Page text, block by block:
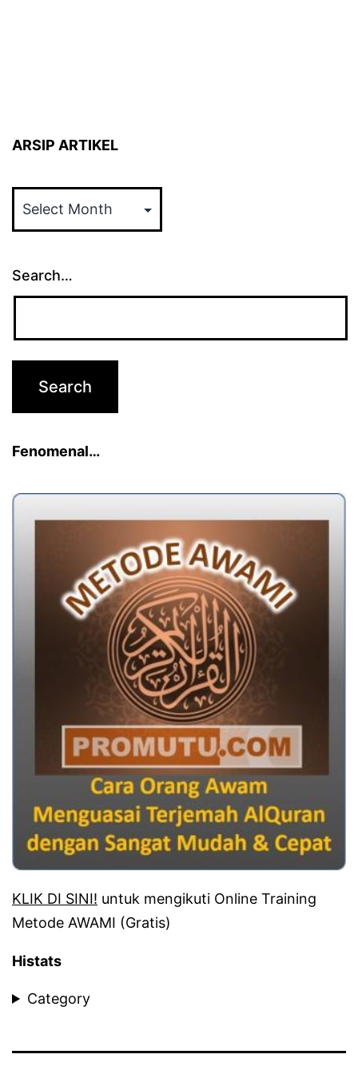
ARSIP ARTIKEL
ARTIKEL
Search…
Fenomenal…
KLIK DI SINI! untuk mengikuti Online Training
Metode AWAMI (Gratis)
Histats
Category